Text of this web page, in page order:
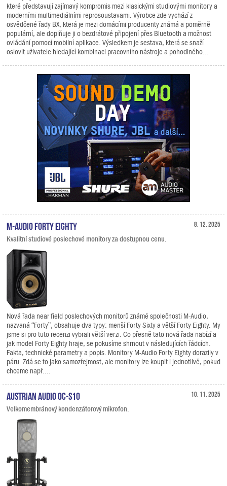
které představují zajímavý kompromis mezi klasickými studiovými monitory a
moderními multimediálními reprosoustavami. Výrobce zde vychází z
osvědčené řady BX, která je mezi domácími producenty známá a poměrně
populární, ale doplňuje ji o bezdrátové připojení přes Bluetooth a možnost
ovládání pomocí mobilní aplikace. Výsledkem je sestava, která se snaží
oslovit uživatele hledající kombinaci pracovního nástroje a pohodlného...
8. 12. 2025
M-Audio Forty Eighty
Kvalitní studiové poslechové monitory za dostupnou cenu.
Nová řada near field poslechových monitorů známé společnosti M-Audio,
nazvaná “Forty”, obsahuje dva typy: menší Forty Sixty a větší Forty Eighty. My
jsme si pro tuto recenzi vybrali větší verzi. Co přesně tato nová řada nabízí a
jak model Forty Eighty hraje, se pokusíme shrnout v následujících řádcích.
Fakta, technické parametry a popis. Monitory M-Audio Forty Eighty dorazily v
páru. Zdá se to jako samozřejmost, ale monitory lze koupit i jednotlivě, pokud
chceme např....
10. 11. 2025
Austrian Audio OC-S10
Velkomembránový kondenzátorový mikrofon.